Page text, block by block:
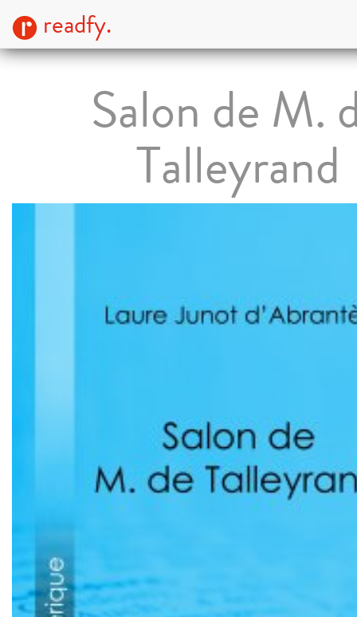
readfy.
Salon de M.
Talleyrand